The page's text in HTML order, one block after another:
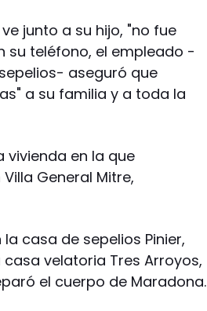
junto a su hijo, "no fue
su teléfono, el empleado -
aseguró que
a su familia y a toda la
vivienda en la que
General Mitre,
casa de sepelios Pinier,
velatoria Tres Arroyos,
el cuerpo de Maradona.